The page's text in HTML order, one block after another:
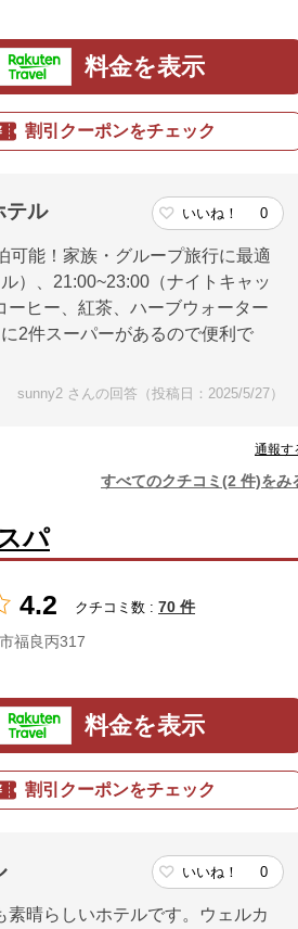
料金を表示
割引クーポンをチェック
テル いいね！ 0
可能！家族・グループ旅行に最適
）、21:00~23:00（ナイトキャッ
ヒー、紅茶、ハーブウォーター
2件スーパーがあるので便利で
sunny2 さんの回答（投稿日：2025/5/27）
通報す
すべてのクチコミ(2 件)をみ
パ
4.2 クチコミ数 : 70 件
福良丙317
料金を表示
割引クーポンをチェック
いいね！ 0
晴らしいホテルです。ウェルカ